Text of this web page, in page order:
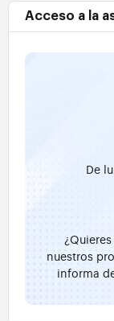
Acceso a la
De
nuestros
informa